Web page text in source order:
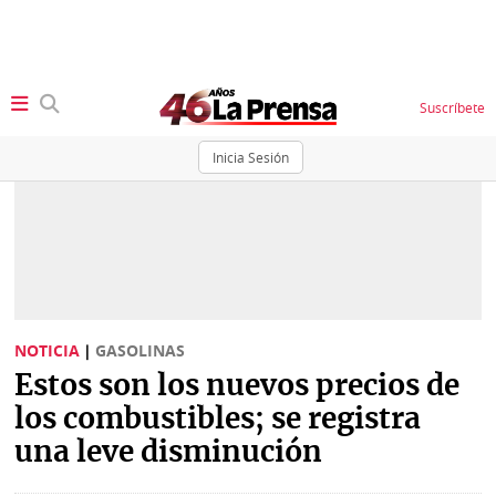
Inicia Sesión
Suscríbete
Sociedad
Judiciales
Política
Economía
K
Vivir+
NOTICIA | GASOLINAS
Estos son los nuevos precios de
los combustibles; se registra
una leve disminución